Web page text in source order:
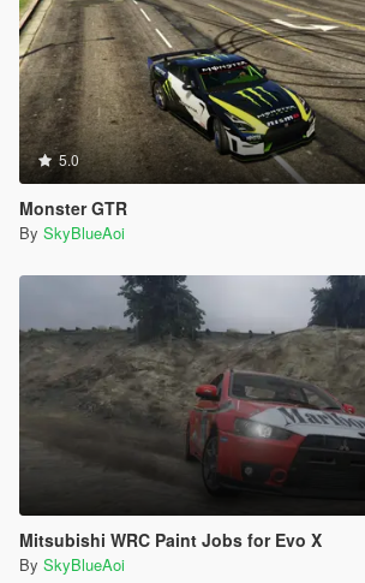
5.0
Monster GTR
By SkyBlueAoi
Mitsubishi WRC Paint Jobs for Evo X
By SkyBlueAoi